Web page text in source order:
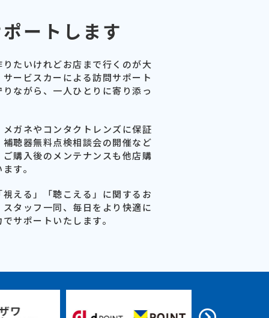
ートします
たいけれどお店まで行くのが大
ービスカーによる訪問サポート
ながら、一人ひとりに寄り添っ
ガネやコンタクトレンズに保証
聴器無料点検相談会の開催など
購入後のメンテナンスも他店購
す。
える」「聴こえる」に関するお
タッフ一同、毎日をより快適に
サポートいたします。